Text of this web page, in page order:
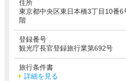
住所
東京都中央区東日本橋3丁目10番
階
登録番号
観光庁長官登録旅行業第692号
旅行条件書
詳細を見る